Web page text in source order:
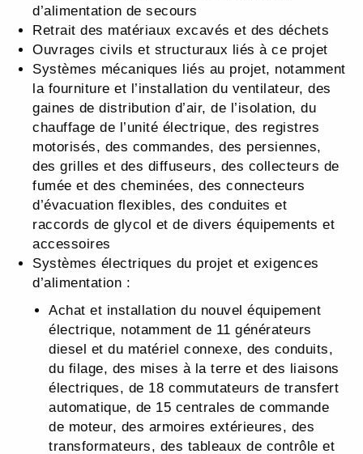
d’alimentation de secours
Retrait des matériaux excavés et des déchets
Ouvrages civils et structuraux liés à ce projet
Systèmes mécaniques liés au projet, notamment
la fourniture et l’installation du ventilateur, des
gaines de distribution d’air, de l’isolation, du
chauffage de l’unité électrique, des registres
motorisés, des commandes, des persiennes,
des grilles et des diffuseurs, des collecteurs de
fumée et des cheminées, des connecteurs
d’évacuation flexibles, des conduites et
raccords de glycol et de divers équipements et
accessoires
Systèmes électriques du projet et exigences
d’alimentation :
Achat et installation du nouvel équipement
électrique, notamment de 11 générateurs
diesel et du matériel connexe, des conduits,
du filage, des mises à la terre et des liaisons
électriques, de 18 commutateurs de transfert
automatique, de 15 centrales de commande
de moteur, des armoires extérieures, des
transformateurs, des tableaux de contrôle et